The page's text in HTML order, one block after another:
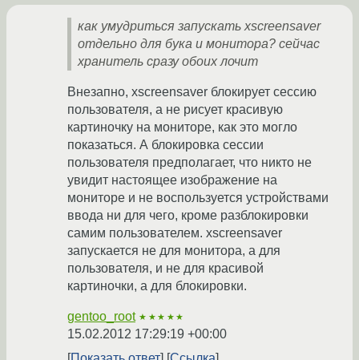
как умудриться запускать xscreensaver
отдельно для бука и монитора? сейчас
хранитель сразу обоих лочит
Внезапно, xscreensaver блокирует сессию
пользователя, а не рисует красивую
картиночку на мониторе, как это могло
показаться. А блокировка сессии
пользователя предполагает, что никто не
увидит настоящее изображение на
мониторе и не воспользуется устройствами
ввода ни для чего, кроме разблокировки
самим пользователем. xscreensaver
запускается не для монитора, а для
пользователя, и не для красивой
картиночки, а для блокировки.
gentoo_root ★★★★★
15.02.2012 17:29:19 +00:00